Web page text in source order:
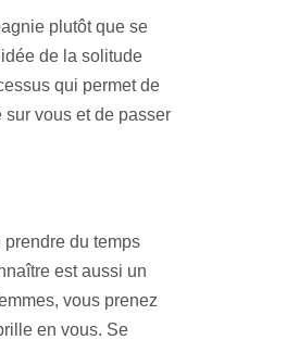
plutôt que se
de la solitude
qui permet de
sur vous et de passer
prendre du temps
est aussi un
vous prenez
en vous. Se